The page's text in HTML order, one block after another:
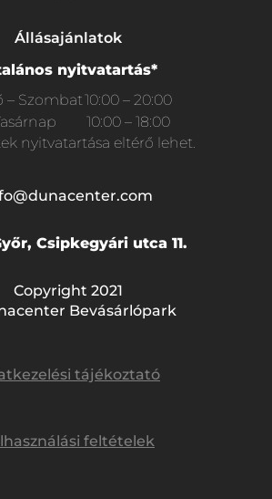
Állásajánlatok
nyitvatartás*
– Szombat10:00 – 20:00
10:00 – 18:00
nyitvatartása eltérő lehet.
Csipkegyári utca 11.
Copyright 2021
Bevásárlópark
tájékoztató
feltételek